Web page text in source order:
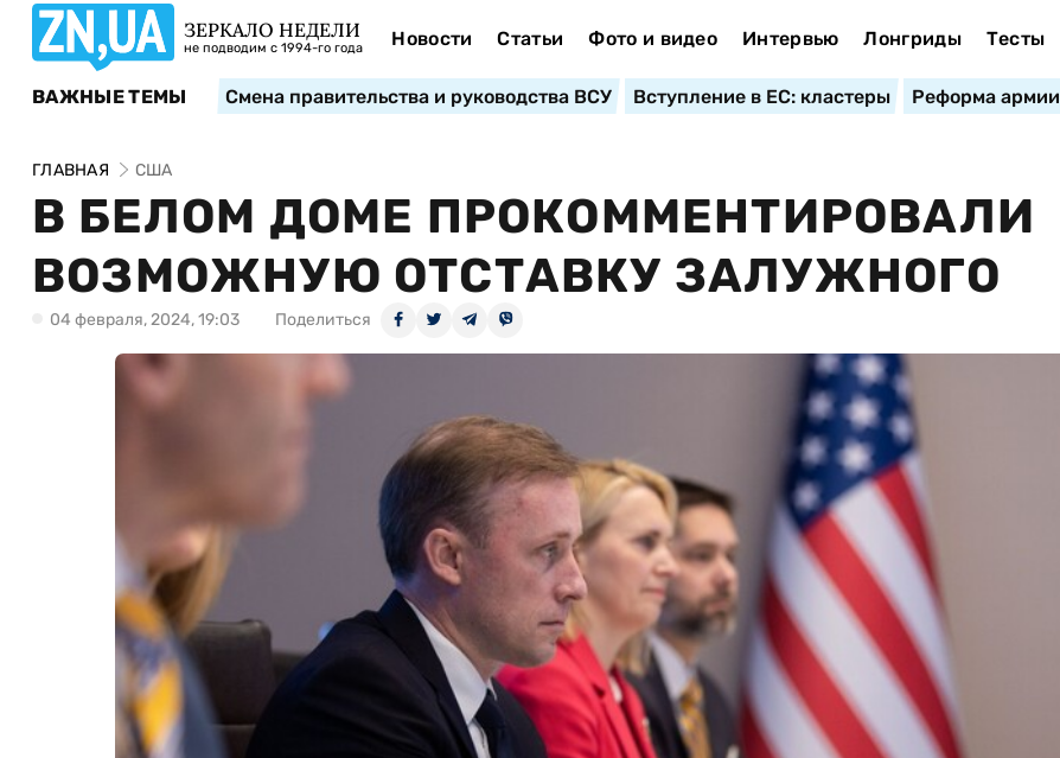
ЗЕРКАЛО НЕДЕЛИ
не подводим с 1994-го года Новости Статьи Фото и видео Интервью Лонгриды Тесты
ВАЖНЫЕ ТЕМЫ Смена правительства и руководства ВСУ Вступление в ЕС: кластеры Реформа армии
ГЛАВНАЯ США
В БЕЛОМ ДОМЕ ПРОКОММЕНТИРОВАЛИ
ВОЗМОЖНУЮ ОТСТАВКУ ЗАЛУЖНОГО
04 февраля, 2024, 19:03 Поделиться